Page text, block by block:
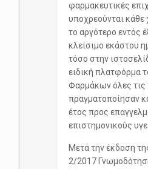
φαρμακευτικές
υποχρεούνται κάθε
το αργότερο εντός
κλείσιμο εκάστου
τόσο στην
ειδική πλατφόρμα
Φαρμάκων όλες τις
πραγματοποίησαν
έτος προς
επιστημονικούς
Μετά την έκδοση
2/2017